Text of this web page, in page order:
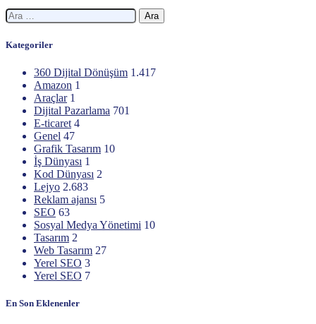
Arama:
Kategoriler
360 Dijital Dönüşüm 1.417
Amazon 1
Araçlar 1
Dijital Pazarlama 701
E-ticaret 4
Genel 47
Grafik Tasarım 10
İş Dünyası 1
Kod Dünyası 2
Lejyo 2.683
Reklam ajansı 5
SEO 63
Sosyal Medya Yönetimi 10
Tasarım 2
Web Tasarım 27
Yerel SEO 3
Yerel SEO 7
En Son Eklenenler